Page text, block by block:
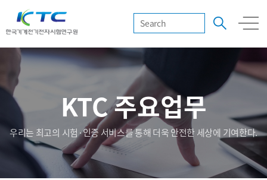
KTC 주요업무
우리는 최고의 시험·인증 서비스를 통해 더욱 안전한 세상에 기여한다.